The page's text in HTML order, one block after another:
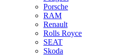
Porsche
RAM
Renault
Rolls Royce
SEAT
Skoda